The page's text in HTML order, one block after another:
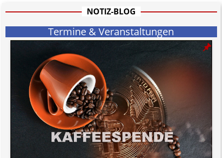
Bitte beachten Sie in dem Zusammenhang auch unsereAGB.
NOTIZ-BLOG
Termine & Veranstaltungen